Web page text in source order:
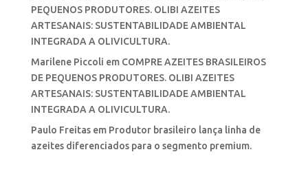
PEQUENOS PRODUTORES. OLIBI AZEITES
ARTESANAIS: SUSTENTABILIDADE AMBIENTAL
INTEGRADA A OLIVICULTURA.
Marilene Piccoli em COMPRE AZEITES BRASILEIROS
DE PEQUENOS PRODUTORES. OLIBI AZEITES
ARTESANAIS: SUSTENTABILIDADE AMBIENTAL
INTEGRADA A OLIVICULTURA.
Paulo Freitasem Produtor brasileiro lança linha de
azeites diferenciados para o segmento premium.